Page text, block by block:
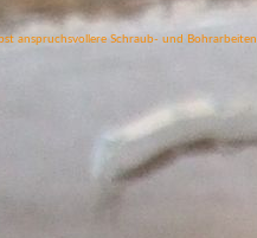
anspruchsvollere Schraub- und